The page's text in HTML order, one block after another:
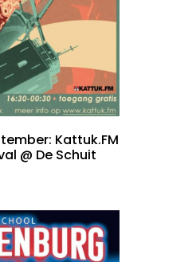
Kattuk.FM
@ De Schuit